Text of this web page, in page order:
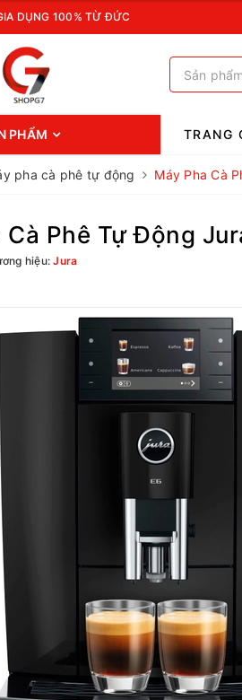
DỤNG 100% TỪ ĐỨC
PHẨM TRANG
pha cà phê tự động Máy Pha Cà
Cà Phê Tự Động
hiệu:Jura